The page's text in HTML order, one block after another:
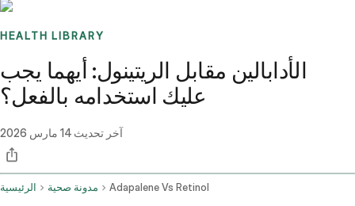
HEALTH LIBRARY
الأدابالين مقابل الريتينول: أيهما يجب
عليك استخدامه بالفعل؟
آخر تحديث 14 مارس 2026
الرئيسية مدونة صحية Adapalene Vs Retinol